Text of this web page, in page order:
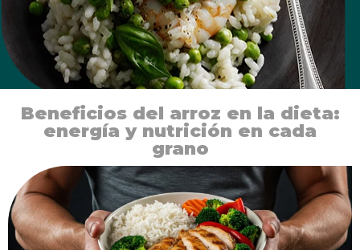
Beneficios del arroz en la dieta:
energía y nutrición en cada
grano